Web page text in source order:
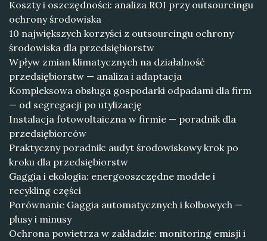
Koszty i oszczędności: analiza ROI przy outsourcingu
ochrony środowiska
10 największych korzyści z outsourcingu ochrony
środowiska dla przedsiębiorstw
Wpływ zmian klimatycznych na działalność
przedsiębiorstw — analiza i adaptacja
Kompleksowa obsługa gospodarki odpadami dla firm
— od segregacji po utylizację
Instalacja fotowoltaiczna w firmie — poradnik dla
przedsiębiorców
Praktyczny poradnik: audyt środowiskowy krok po
kroku dla przedsiębiorstw
Gaggia i ekologia: energooszczędne modele i
recykling części
Porównanie Gaggia automatycznych i kolbowych —
plusy i minusy
Ochrona powietrza w zakładzie: monitoring emisji i